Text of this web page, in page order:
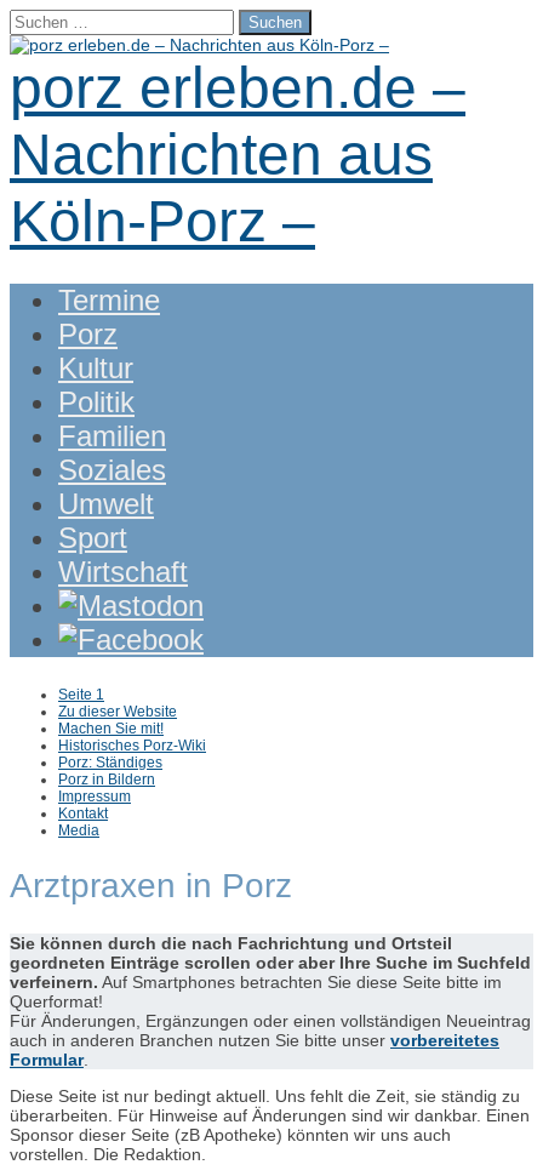
Suchen
nach:
porz erleben.de –
Nachrichten aus
Köln-Porz –
Main
menu
Skip
content
Termine
Porz
Kultur
Politik
Familien
Soziales
Umwelt
Sport
Wirtschaft
menu
Seite 1
Zu dieser Website
Machen Sie mit!
Historisches Porz-Wiki
Porz: Ständiges
Porz in Bildern
Impressum
Kontakt
Media
Arztpraxen in Porz
Sie können durch die nach Fachrichtung und Ortsteil
geordneten Einträge scrollen oder aber Ihre Suche im Suchfeld
verfeinern. Auf Smartphones betrachten Sie diese Seite bitte im
Querformat!
Für Änderungen, Ergänzungen oder einen vollständigen Neueintrag
auch in anderen Branchen nutzen Sie bitte unser vorbereitetes
Formular.
Diese Seite ist nur bedingt aktuell. Uns fehlt die Zeit, sie ständig zu
überarbeiten. Für Hinweise auf Änderungen sind wir dankbar. Einen
Sponsor dieser Seite (zB Apotheke) könnten wir uns auch
vorstellen. Die Redaktion.